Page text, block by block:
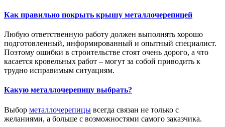
Как правильно покрыть крышу металлочерепицей
Любую ответственную работу должен выполнять хорошо
подготовленный, информированный и опытный специалист.
Поэтому ошибки в строительстве стоят очень дорого, а что
касается кровельных работ – могут за собой приводить к
трудно исправимым ситуациям.
Какую металлочерепицу выбрать?
Выбор металлочерепицы всегда связан не только с
желаниями, а больше с возможностями самого заказчика.